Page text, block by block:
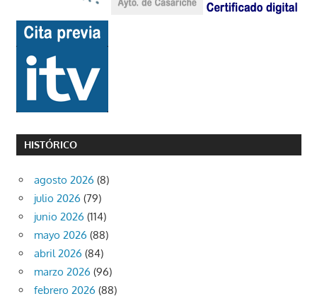
HISTÓRICO
agosto 2026 (8)
julio 2026 (79)
junio 2026 (114)
mayo 2026 (88)
abril 2026 (84)
marzo 2026 (96)
febrero 2026 (88)